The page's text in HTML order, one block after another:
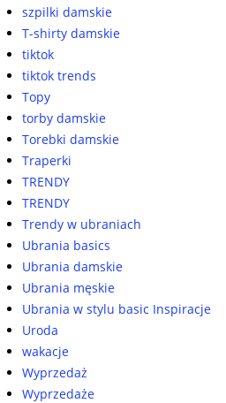
szpilki damskie
T-shirty damskie
tiktok
tiktok trends
Topy
torby damskie
Torebki damskie
Traperki
TRENDY
TRENDY
Trendy w ubraniach
Ubrania basics
Ubrania damskie
Ubrania męskie
Ubrania w stylu basic Inspiracje
Uroda
wakacje
Wyprzedaż
Wyprzedaże